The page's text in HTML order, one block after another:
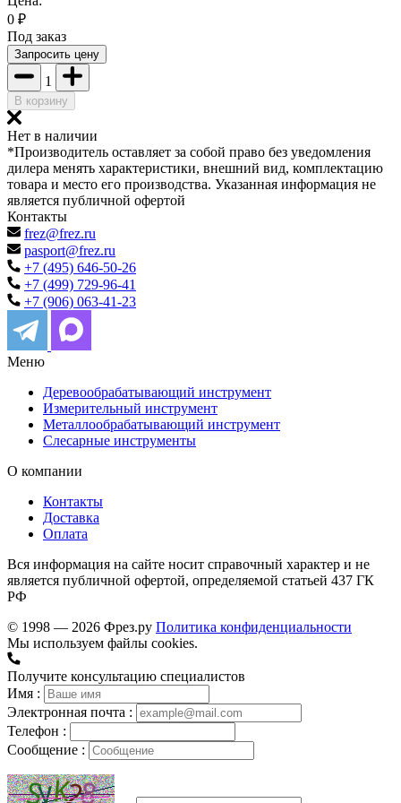
0 ₽
Под заказ
Запросить цену
1
В корзину
Нет в наличии
*Производитель оставляет за собой право без уведомления
дилера менять характеристики, внешний вид, комплектацию
товара и место его производства. Указанная информация не
является публичной офертой
Контакты
frez@frez.ru
pasport@frez.ru
+7 (495) 646-50-26
+7 (499) 729-96-41
+7 (906) 063-41-23
Меню
Деревообрабатывающий инструмент
Измерительный инструмент
Металлообрабатывающий инструмент
Слесарные инструменты
О компании
Контакты
Доставка
Оплата
Вся информация на сайте носит справочный характер и не
является публичной офертой, определяемой статьей 437 ГК
РФ
© 1998 — 2026 Фрез.ру Политика конфиденциальности
Мы используем файлы cookies.
Получите консультацию специалистов
Имя :
Электронная почта :
Телефон :
Сообщение :